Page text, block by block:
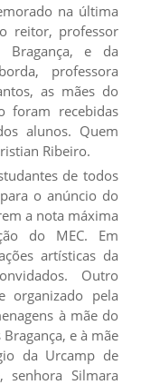
na última
reitor, professor
Bragança, e da
professora
as mães do
foram recebidas
alunos. Quem
Ribeiro.
de todos
o anúncio do
a nota máxima
do MEC. Em
artísticas da
Outro
organizado pela
à mãe do
e à mãe
da Urcamp de
senhora Silmara